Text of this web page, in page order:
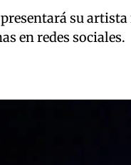
su
en redes sociales.